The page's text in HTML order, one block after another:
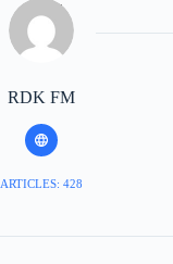
RDK FM
ARTICLES: 428